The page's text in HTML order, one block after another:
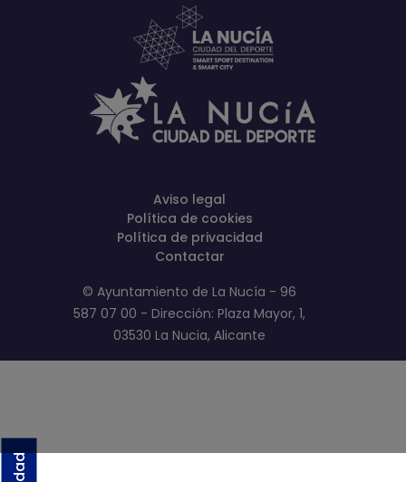
Aviso legal
Política de cookies
Política de privacidad
Contactar
© Ayuntamiento de La Nucía - 96
587 07 00 - Dirección: Plaza Mayor, 1,
03530 La Nucia, Alicante